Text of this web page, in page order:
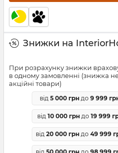
Знижки на
При розрахунку знижки
в одному замовленні (знижка
акційні товари)
від 5 000 грн до 9 999
від 10 000 грндо 19 999
від 20 000 грн до 49 999